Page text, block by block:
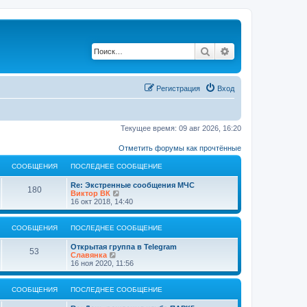
Поиск
Вход
Регистрация
Текущее время: 09 авг 2026, 16:20
Отметить форумы как прочтённые
СООБЩЕНИЯ ПОСЛЕДНЕЕ СООБЩЕНИЕ
180
Re: Экстренные сообщения МЧС
Виктор ВК
е
р
е
й
к
о
с
е
д
16 окт 2018, 14:40
СООБЩЕНИЯ ПОСЛЕДНЕЕ СООБЩЕНИЕ
53
Открытая группа в Telegram
Славянка
е
р
е
й
16 ноя 2020, 11:56
СООБЩЕНИЯ ПОСЛЕДНЕЕ СООБЩЕНИЕ